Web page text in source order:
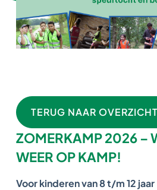
TERUG NAAR OVERZICHT
ZOMERKAMP 2026 –
WEER OP KAMP!
Voor kinderen van 8 t/m 12 jaar